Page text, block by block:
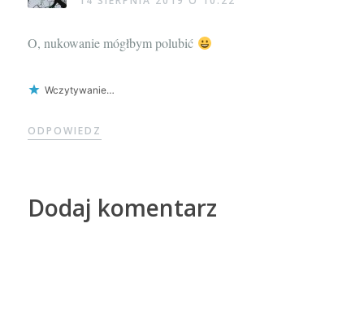
O, nukowanie mógłbym polubić
Wczytywanie…
ODPOWIEDZ
Dodaj komentarz